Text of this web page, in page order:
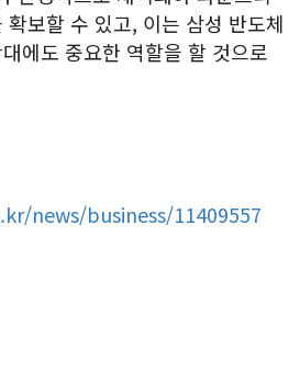
보할 수 있고, 이는 삼성 반도체
에도 중요한 역할을 할 것으로
news/business/11409557